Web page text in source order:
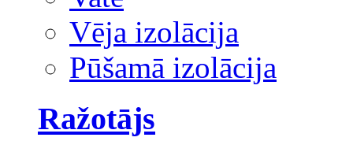
Vēja izolācija
Pūšamā izolācija
Ražotājs